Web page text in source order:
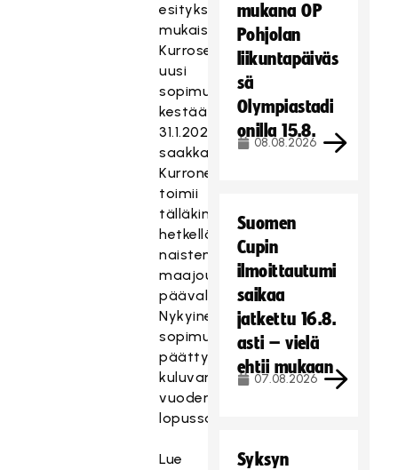
esityksen
mukaisesti.
Kurrosen
uusi
sopimus
kestää
31.1.2022
saakka.
Kurronen
toimii
tälläkin
hetkellä
naisten
maajoukkueen
päävalmentajana.
Nykyinen
sopimus
päättyy
kuluvan
vuoden
lopussa.
Lue
mukana OP
Pohjolan
liikuntapäiväs
sä
Olympiastadi
onilla 15.8.
08.08.2026
Suomen
Cupin
ilmoittautumi
saikaa
jatkettu 16.8.
asti – vielä
ehtii mukaan
07.08.2026
Syksyn